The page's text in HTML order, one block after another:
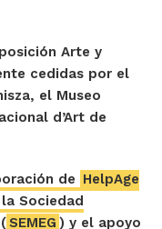
Arte y
cedidas por el
el Museo
d’Art de
de HelpAge
Sociedad
SEMEG ) y el apoyo